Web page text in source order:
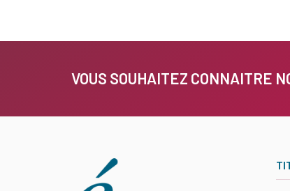
VOUS SOUHAITEZ CONNAITRE